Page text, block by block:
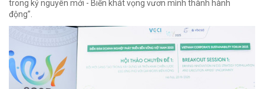
trong kỷ nguyên mới - Biến khát vọng vươn mình thành hành
động”.